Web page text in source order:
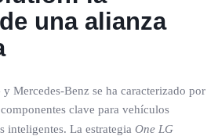
una alianza
Mercedes-Benz se ha caracterizado por
clave para vehículos
inteligentes. La estrategia One LG